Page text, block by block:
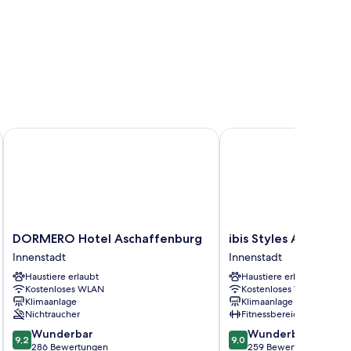
DORMERO
Hotel
Aschaffenburg
Innenstadt
DORMERO Hotel Aschaffenburg
Innenstadt
Haustiere erlaubt
Kostenloses WLAN
Klimaanlage
Nichtraucher
9.2
von
9,2 Wunderbar
286 Bewertungen
DORMERO Hotel Aschaffenburg
ibis
Styles
Aschaffenburg
Innenstadt
ibis Styles
Innenstadt
Haustiere erlaubt
Kostenloses WLAN
Klimaanlage
Fitnessbereich
9.0
von
9,0 Wunderbar
259 Bewertungen
ibis Styles